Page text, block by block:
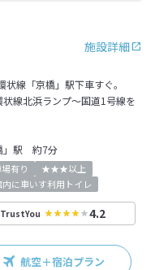
施設詳細
線「京橋」駅下車すぐ。
線北浜ランプ～国道1号線を
」駅 約7分
有り
★★★以上
内に車いす利用トイレ
TrustYou 4.2
航空＋宿泊プラン